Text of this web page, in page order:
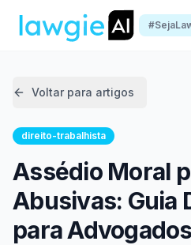
Voltar para artigos
direito-trabalhista
Assédio Moral
Abusivas: Guia
para Advogados